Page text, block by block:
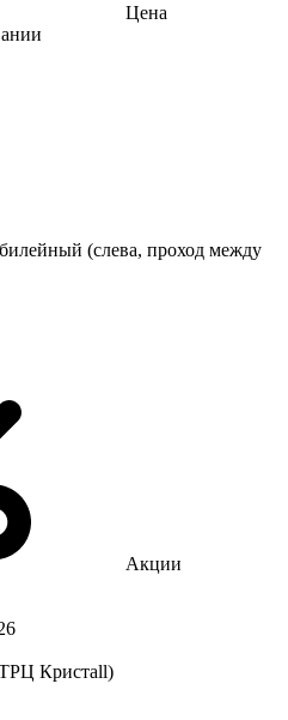
Цена
(слева, проход между
Акции
Кристаll)